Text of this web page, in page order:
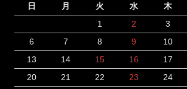
日 月 火 水 木
1
2 3
6
7 8 9 10
13
14 15 16 17
20
21 22 23 24